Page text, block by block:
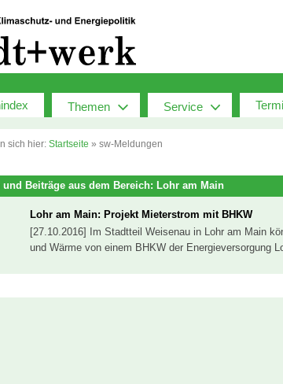
Themen Service
sich hier: Startseite » sw-Meldungen
und Beiträge aus dem Bereich: Lohr am Main
Lohr am Main: Projekt Mieterstrom mit BHKW
[27.10.2016] Im Stadtteil Weisenau in Lohr am Main
und Wärme von einem BHKW der Energieversorgung